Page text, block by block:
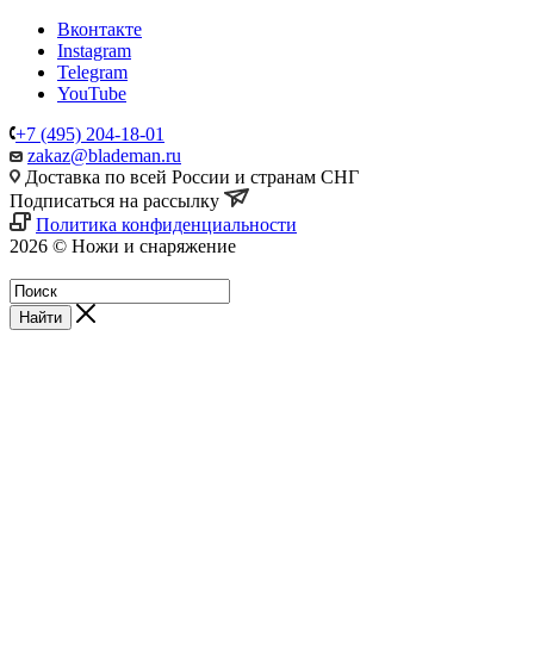
Вконтакте
Instagram
Telegram
YouTube
+7 (495) 204-18-01
zakaz@blademan.ru
Доставка по всей России и странам СНГ
Подписаться на рассылку
Политика конфиденциальности
2026 © Ножи и снаряжение
Найти